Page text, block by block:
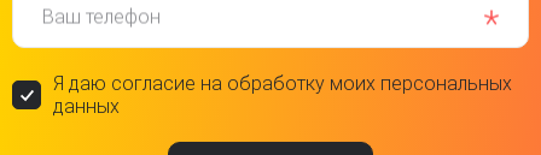
Ваш телефон
Я даю согласие на обработку моих персональных
данных